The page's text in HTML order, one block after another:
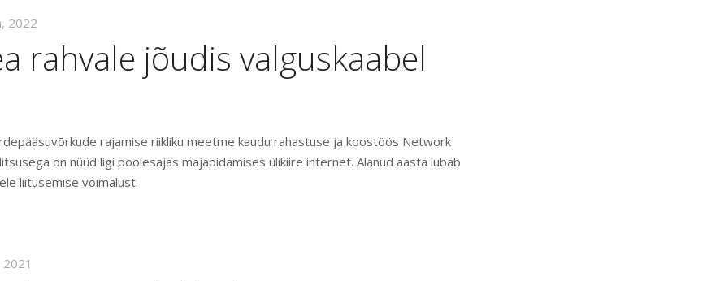
2022
rahvale jõudis valguskaabel
rajamise riikliku meetme kaudu rahastuse ja koostöös Network
on nüüd ligi poolesajas majapidamises ülikiire internet. Alanud aasta lubab
liitusemise võimalust.